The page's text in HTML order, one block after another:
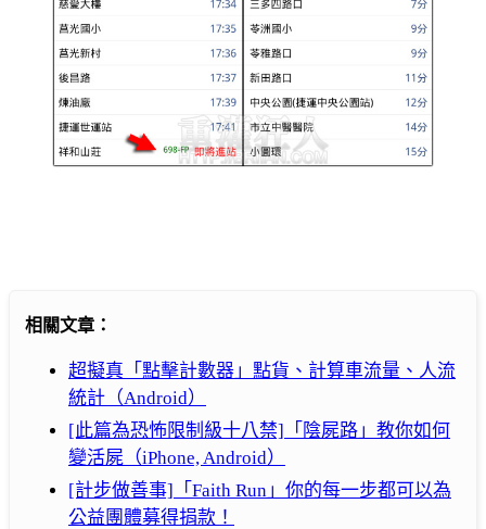
相關文章：
超擬真「點擊計數器」點貨、計算車流量、人流
統計（Android）
[此篇為恐怖限制級十八禁]「陰屍路」教你如何
變活屍（iPhone, Android）
[計步做善事]「Faith Run」你的每一步都可以為
公益團體募得捐款！